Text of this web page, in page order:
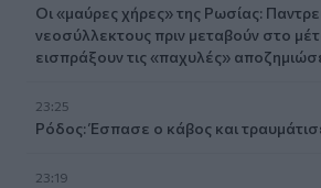
Οι «μαύρες χήρες» της Ρωσίας:
νεοσύλλεκτους πριν μεταβούν στο
εισπράξουν τις «παχυλές»
23:25
Ρόδος: Έσπασε ο κάβος και
23:19